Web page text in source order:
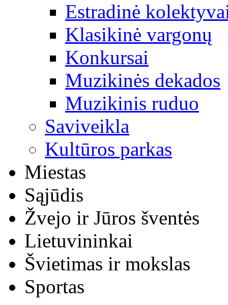
Estradinė
Klasikinė vargonų
Konkursai
Muzikinės dekados
Muzikinis ruduo
Saviveikla
Kultūros parkas
Miestas
Sąjūdis
Žvejo ir Jūros šventės
Lietuvininkai
Švietimas ir mokslas
Sportas